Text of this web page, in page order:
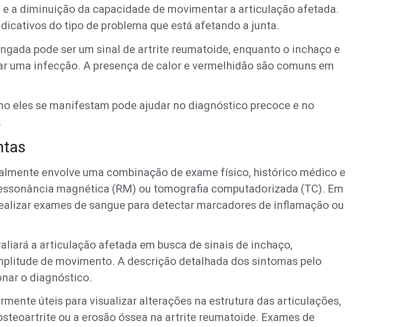
a diminuição da capacidade de movimentar a articulação afetada.
do tipo de problema que está afetando a junta.
pode ser um sinal de artrite reumatoide, enquanto o inchaço e
uma infecção. A presença de calor e vermelhidão são comuns em
eles se manifestam pode ajudar no diagnóstico precoce e no
envolve uma combinação de exame físico, histórico médico e
magnética (RM) ou tomografia computadorizada (TC). Em
exames de sangue para detectar marcadores de inflamação ou
a articulação afetada em busca de sinais de inchaço,
de movimento. A descrição detalhada dos sintomas pelo
o diagnóstico.
úteis para visualizar alterações na estrutura das articulações,
ou a erosão óssea na artrite reumatoide. Exames de